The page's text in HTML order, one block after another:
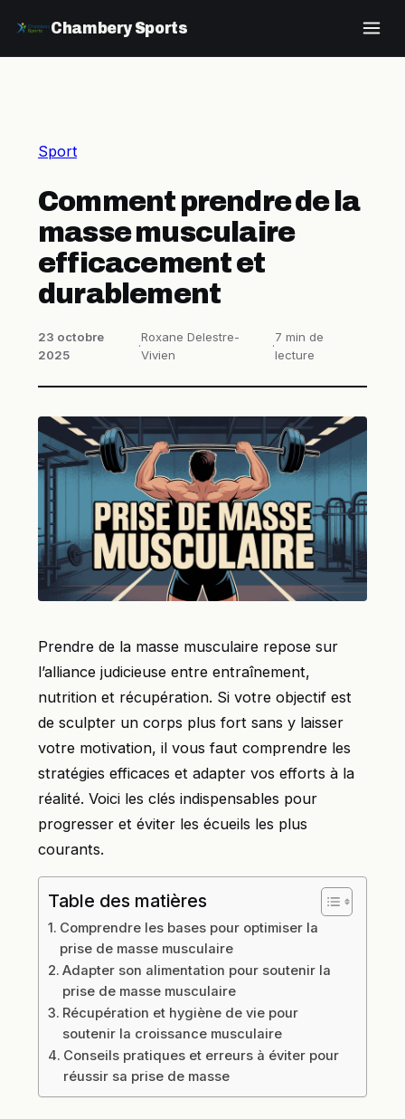
Chambery Sports
Sport
Comment prendre de la
masse musculaire
efficacement et
durablement
23 octobre
2025
·
Roxane Delestre-
Vivien
·
7 min de
lecture
Prendre de la masse musculaire repose sur
l’alliance judicieuse entre entraînement,
nutrition et récupération. Si votre objectif est
de sculpter un corps plus fort sans y laisser
votre motivation, il vous faut comprendre les
stratégies efficaces et adapter vos efforts à la
réalité. Voici les clés indispensables pour
progresser et éviter les écueils les plus
courants.
Table des matières
Comprendre les bases pour optimiser la
prise de masse musculaire
Adapter son alimentation pour soutenir la
prise de masse musculaire
Récupération et hygiène de vie pour
soutenir la croissance musculaire
Conseils pratiques et erreurs à éviter pour
réussir sa prise de masse